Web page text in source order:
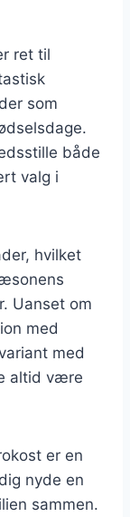
ret til
som
både
valg i
hvilket
Uanset om
med
med
altid være
er en
nyde en
sammen.